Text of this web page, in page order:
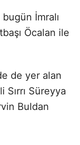
bugün İmralı
Öcalan ile
de yer alan
Süreyya
Buldan